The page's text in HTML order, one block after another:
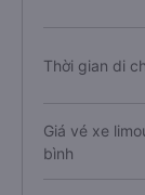
Thời gian di
Giá vé xe
bình